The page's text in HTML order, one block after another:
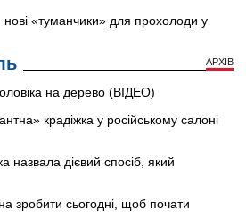
«туманчики» для прохолоди у
АРХІВ
на дерево (ВІДЕО)
крадіжка у російському салоні
назвала дієвий спосіб, який
зробити сьогодні, щоб почати